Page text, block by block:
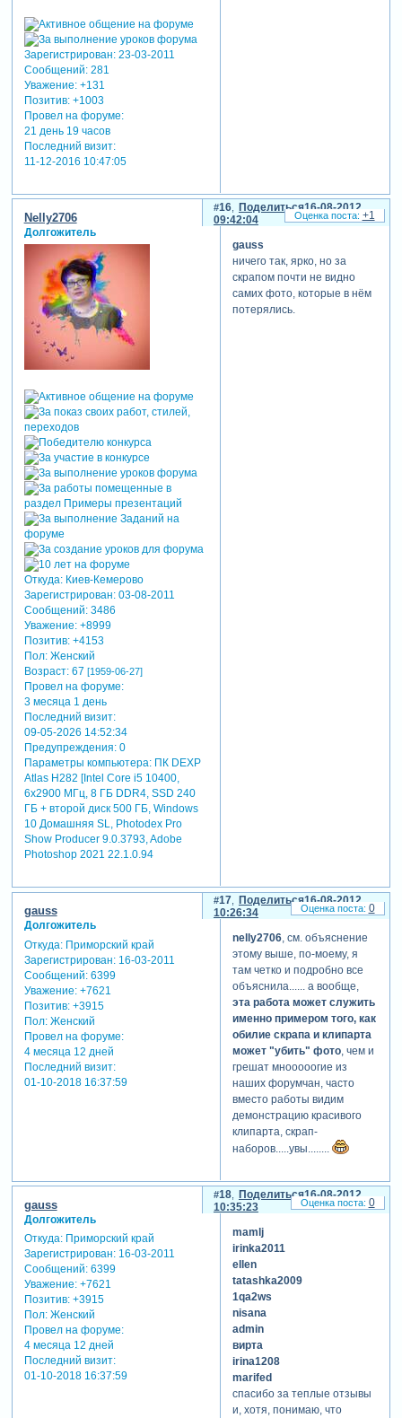
Зарегистрирован: 23-03-2011
Сообщений:281
Уважение: +131
Позитив: +1003
Провел на форуме:
21 день 19 часов
Последний визит:
11-12-2016 10:47:05
Поделиться
16
16-08-2012
09:42:04
Nelly2706
Долгожитель
Откуда:Киев-Кемерово
Зарегистрирован: 03-08-2011
Сообщений:3486
Уважение: +8999
Позитив: +4153
Пол:Женский
Возраст:67 [1959-06-27]
Провел на форуме:
3 месяца 1 день
Последний визит:
09-05-2026 14:52:34
Предупреждения:0
Параметры компьютера:ПК DEXP
Atlas H282 [Intel Core i5 10400,
6x2900 МГц, 8 ГБ DDR4, SSD 240
ГБ + второй диск 500 ГБ, Windows
10 Домашняя SL, Photodex Pro
Show Producer 9.0.3793, Adobe
Photoshop 2021 22.1.0.94
gauss
ничего так, ярко, но за
скрапом почти не видно
самих фото, которые в нём
потерялись.
+1
Поделиться
17
16-08-2012
10:26:34
gauss
Долгожитель
Откуда:Приморский край
Зарегистрирован: 16-03-2011
Сообщений:6399
Уважение: +7621
Позитив: +3915
Пол:Женский
Провел на форуме:
4 месяца 12 дней
Последний визит:
01-10-2018 16:37:59
nelly2706, см. объяснение
этому выше, по-моему, я
там четко и подробно все
объяснила...... а вообще,
эта работа может служить
именно примером того, как
обилие скрапа и клипарта
может "убить" фото, чем и
грешат мнооооогие из
наших форумчан, часто
вместо работы видим
демонстрацию красивого
клипарта, скрап-
наборов.....увы........
0
Поделиться
18
16-08-2012
10:35:23
gauss
Долгожитель
Откуда:Приморский край
Зарегистрирован: 16-03-2011
Сообщений:6399
Уважение: +7621
Позитив: +3915
Пол:Женский
Провел на форуме:
4 месяца 12 дней
Последний визит:
01-10-2018 16:37:59
mamlj
irinka2011
ellen
tatashka2009
1qa2ws
nisana
admin
вирта
irina1208
marifed
спасибо за теплые отзывы
и, хотя, понимаю, что
0